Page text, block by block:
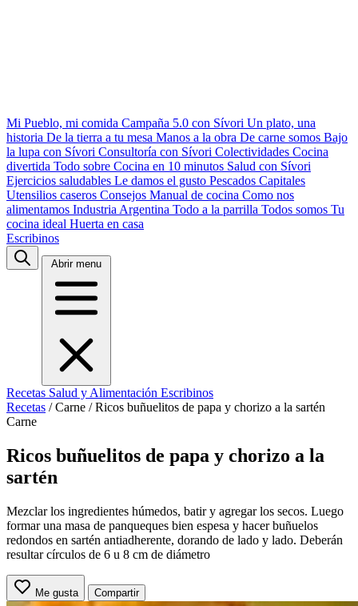
Mi Pueblo, mi comida Campaña 5.0 con Sívori Un plato, una
historia De la tierra a tu mesa Manos a la obra De carne somos Bajo
la lupa con Sívori Consultoría con Sívori Colectividades Cocina
divertida Todo sobre Cocina en 10 minutos Salud con Sívori
Ejercicios saludables Le damos el gusto Pescados Capitales
Utensilios caseros Consejos Manual de cocina Como nos
alimentamos Industria Argentina Todo a la parrilla Todos somos Tu
cocina ideal Huerta en casa
Escribinos
Abrir menu
Recetas Salud y Alimentación Escribinos
Recetas / Carne / Ricos buñuelitos de papa y chorizo a la sartén
Carne
Ricos buñuelitos de papa y chorizo a la
sartén
Mezclar los ingredientes húmedos, batir y agregar los secos. Luego
formar una masa de panqueques bien espesa y hacer buñuelos
redondos en sartén antiadherente, dorando de lado y lado. Deberán
resultar círculos de 6 u 8 cm de diámetro
Me gusta Compartir